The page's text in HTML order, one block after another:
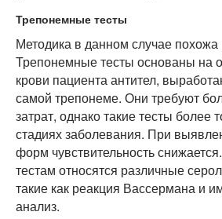
Трепонемные тесты
Методика в данном случае
Трепонемные тесты основаны на
крови пациента антител,
самой трепонеме. Они требуют
затрат, однако такие тесты более
стадиях заболевания. При
форм чувствительность
тестам относятся различные
такие как реакция Вассермана и
анализ.